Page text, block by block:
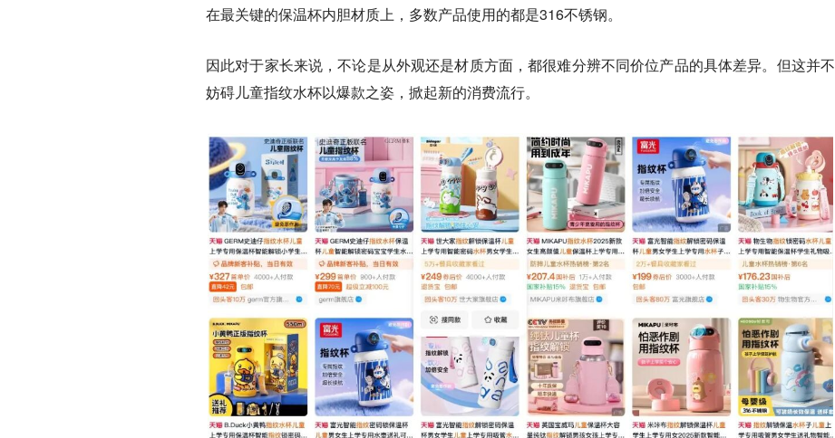
在最关键的保温杯内胆材质上，多数产品使用的都是316不锈钢。
因此对于家长来说，不论是从外观还是材质方面，都很难分辨不同价位产品的具体差异。但这并不
妨碍儿童指纹水杯以爆款之姿，掀起新的消费流行。